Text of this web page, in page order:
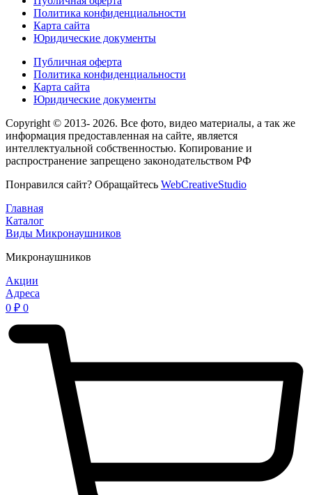
Политика конфиденциальности
Карта сайта
Юридические документы
Публичная оферта
Политика конфиденциальности
Карта сайта
Юридические документы
Copyright © 2013- 2026. Все фото, видео материалы, а так же
информация предоставленная на сайте, является
интеллектуальной собственностью. Копирование и
распространение запрещено законодательством РФ
Понравился сайт? Обращайтесь WebСreativeStudio
Главная
Каталог
Виды Микронаушников
Микронаушников
Акции
Адреса
0 ₽ 0